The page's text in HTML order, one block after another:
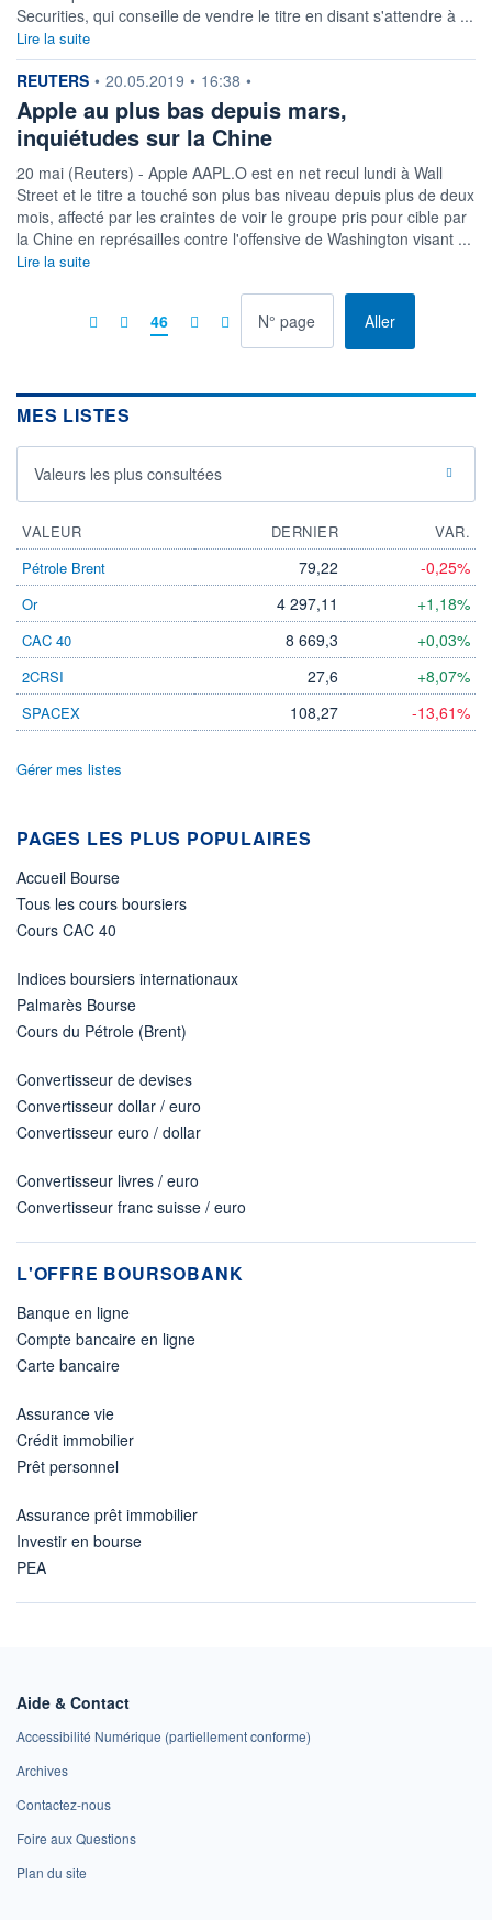
Securities, qui conseille de vendre le titre en disant s'attendre à ...
Lire la suite
information fournie par
REUTERS • 20.05.2019 • 16:38 •
Apple au plus bas depuis mars,
inquiétudes sur la Chine
20 mai (Reuters) - Apple AAPL.O est en net recul lundi à Wall
Street et le titre a touché son plus bas niveau depuis plus de deux
mois, affecté par les craintes de voir le groupe pris pour cible par
la Chine en représailles contre l'offensive de Washington visant ...
Lire la suite
46 Allerà la page
MES LISTES
Valeurs les plus consultées
VALEUR DERNIER
VAR.
Pétrole Brent
79,22 -0,25%
Or 4 297,11 +1,18%
CAC 40 8 669,3 +0,03%
2CRSI 27,6 +8,07%
SPACEX 108,27 -13,61%
Gérer mes listes
PAGES LES PLUS POPULAIRES
Accueil Bourse
Tous les cours boursiers
Cours CAC 40
Indices boursiers internationaux
Palmarès Bourse
Cours du Pétrole (Brent)
Convertisseur de devises
Convertisseur dollar / euro
Convertisseur euro / dollar
Convertisseur livres / euro
Convertisseur franc suisse / euro
L'OFFRE BOURSOBANK
Banque en ligne
Compte bancaire en ligne
Carte bancaire
Assurance vie
Crédit immobilier
Prêt personnel
Assurance prêt immobilier
Investir en bourse
PEA
Aide & Contact
Accessibilité Numérique (partiellement conforme)
Archives
Contactez-nous
Foire aux Questions
Plan du site